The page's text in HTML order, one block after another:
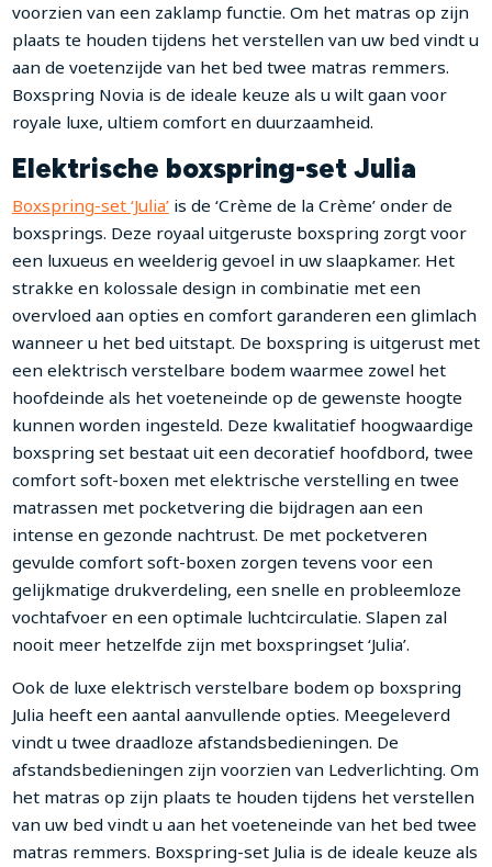
voorzien van een zaklamp functie. Om het matras op zijn
plaats te houden tijdens het verstellen van uw bed vindt u
aan de voetenzijde van het bed twee matras remmers.
Boxspring Novia is de ideale keuze als u wilt gaan voor
royale luxe, ultiem comfort en duurzaamheid.
Elektrische boxspring-set Julia
Boxspring-set ‘Julia’is de ‘Crème de la Crème’ onder de
boxsprings. Deze royaal uitgeruste boxspring zorgt voor
een luxueus en weelderig gevoel in uw slaapkamer. Het
strakke en kolossale design in combinatie met een
overvloed aan opties en comfort garanderen een glimlach
wanneer u het bed uitstapt. De boxspring is uitgerust met
een elektrisch verstelbare bodem waarmee zowel het
hoofdeinde als het voeteneinde op de gewenste hoogte
kunnen worden ingesteld. Deze kwalitatief hoogwaardige
boxspring set bestaat uit een decoratief hoofdbord, twee
comfort soft-boxen met elektrische verstelling en twee
matrassen met pocketvering die bijdragen aan een
intense en gezonde nachtrust. De met pocketveren
gevulde comfort soft-boxen zorgen tevens voor een
gelijkmatige drukverdeling, een snelle en probleemloze
vochtafvoer en een optimale luchtcirculatie. Slapen zal
nooit meer hetzelfde zijn met boxspringset ‘Julia’.
Ook de luxe elektrisch verstelbare bodem op boxspring
Julia heeft een aantal aanvullende opties. Meegeleverd
vindt u twee draadloze afstandsbedieningen. De
afstandsbedieningen zijn voorzien van Ledverlichting. Om
het matras op zijn plaats te houden tijdens het verstellen
van uw bed vindt u aan het voeteneinde van het bed twee
matras remmers. Boxspring-set Julia is de ideale keuze als